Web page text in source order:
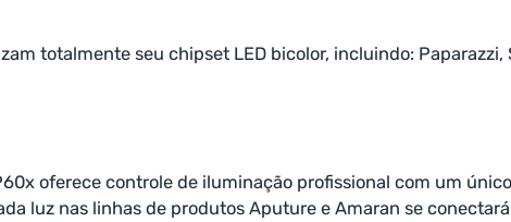
totalmente seu chipset LED bicolor, incluindo:
oferece controle de iluminação profissional com um
luz nas linhas de produtos Aputure e Amaran se